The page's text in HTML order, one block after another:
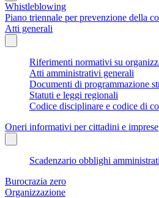
Whistleblowing
Piano triennale per prevenzione della
Atti generali
Riferimenti normativi su
Atti amministrativi generali
Documenti di programmazione
Statuti e leggi regionali
Codice disciplinare e codice di
Oneri informativi per cittadini e imprese
Scadenzario obblighi
Burocrazia zero
Organizzazione